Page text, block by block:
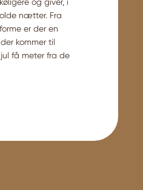
nætter. Fra
er der en
kommer til
få meter fra de